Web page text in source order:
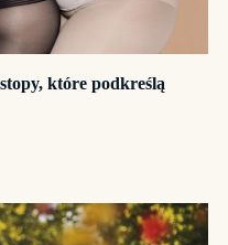
które podkreślą